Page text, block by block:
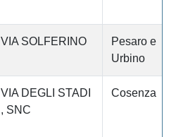
VIA SOLFERINO
Pesaro e
Urbino
VIA DEGLI STADI
, SNC
Cosenza